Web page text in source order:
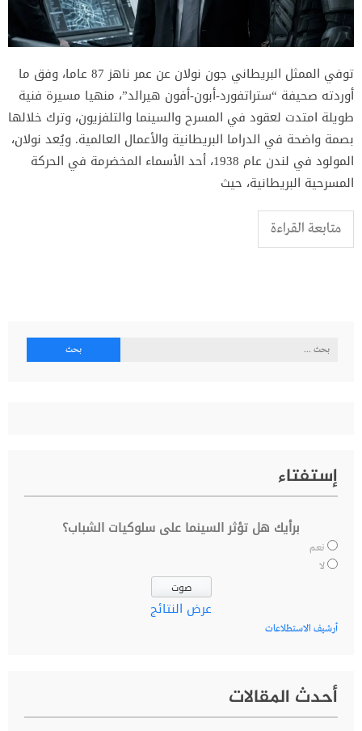
توفي الممثل البريطاني جون نولان عن عمر ناهز 87 عاما، وفق ما
أوردته صحيفة “ستراتفورد-أبون-أفون هيرالد”، منهيا مسيرة فنية
طويلة امتدت لعقود في المسرح والسينما والتلفزيون، وترك خلالها
بصمة واضحة في الدراما البريطانية والأعمال العالمية. ويُعد نولان،
المولود في لندن عام 1938، أحد الأسماء المخضرمة في الحركة
المسرحية البريطانية، حيث
متابعة القراءة
البحث
إستفتاء
برأيك هل تؤثر السينما على سلوكيات الشباب؟
نعم
لا
عرض النتائج
أرشيف الاستطلاعات
أحدث المقالات